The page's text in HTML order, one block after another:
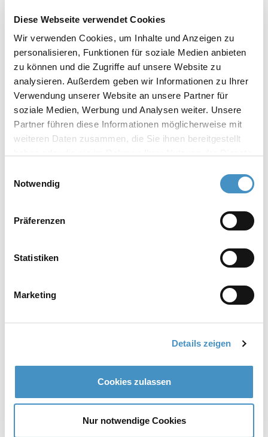
Diese Webseite verwendet Cookies
Wir verwenden Cookies, um Inhalte und Anzeigen zu
personalisieren, Funktionen für soziale Medien anbieten
zu können und die Zugriffe auf unsere Website zu
analysieren. Außerdem geben wir Informationen zu Ihrer
Verwendung unserer Website an unsere Partner für
soziale Medien, Werbung und Analysen weiter. Unsere
Partner führen diese Informationen möglicherweise mit
weiteren Daten zusammen, die Sie ihnen bereitgestellt
unsererDatenschutzerklärung Impressum
Notwendig
Präferenzen
Statistiken
Marketing
Details zeigen
Cookies zulassen
Nur notwendige Cookies
Adaptierbare Rotor-Stator Dispergierer /
Homogenisatoren
Rotor-Stator Homogenisator SRH4
Adaptierbares Abstreifsystem
Abstreifsystem ASC